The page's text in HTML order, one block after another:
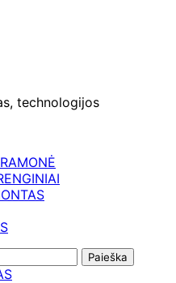
technologijos